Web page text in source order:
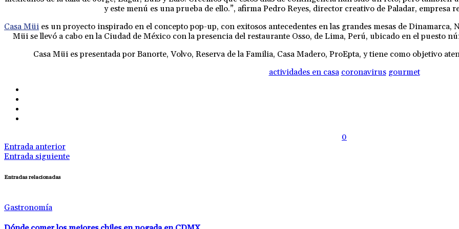
y este menú es una prueba de ello.”, afirma Pedro Reyes, director creativo de Paladar, empresa
Casa Müi es un proyecto inspirado en el concepto pop-up, con exitosos antecedentes en las grandes mesas de Dinamarca,
Müi se llevó a cabo en la Ciudad de México con la presencia del restaurante Osso, de Lima, Perú, ubicado en el puesto
Casa Müi es presentada por Banorte, Volvo, Reserva de la Familia, Casa Madero, ProEpta, y tiene como objetivo
actividades en casa coronavirus gourmet
0
Entrada anterior
Entrada siguiente
Entradas relacionadas
Gastronomía